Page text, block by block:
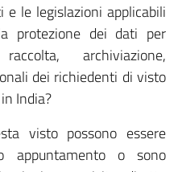
le legislazioni applicabili
protezione dei dati per
archiviazione,
dei richiedenti di visto
India?
visto possono essere
appuntamento o sono